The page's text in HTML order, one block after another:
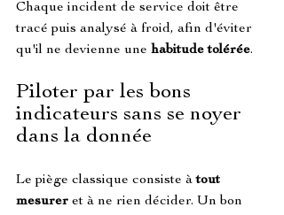
Chaque incident de service doit être
tracé puis analysé à froid, afin d'éviter
qu'il ne devienne une habitude tolérée.
Piloter par les bons
indicateurs sans se noyer
dans la donnée
Le piège classique consiste à tout
mesurer et à ne rien décider. Un bon